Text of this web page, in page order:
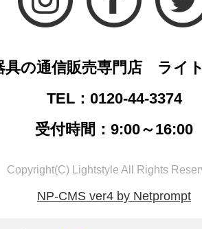
具の通信販売専門店 ライ
TEL：0120-44-3374
受付時間：9:00～16:00
Copyright(C) Lightstyle All Rights
NP-CMS ver4 by Netprompt